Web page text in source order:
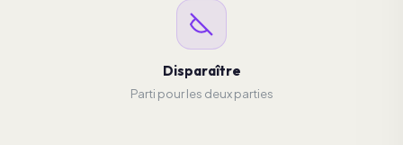
Disparaître
Parti pour les deux parties